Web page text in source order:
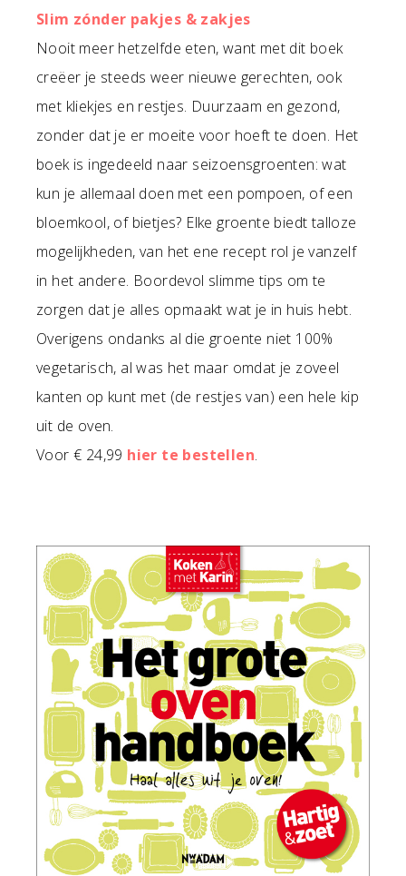
Slim zónder pakjes & zakjes
Nooit meer hetzelfde eten, want met dit boek
creëer je steeds weer nieuwe gerechten, ook
met kliekjes en restjes. Duurzaam en gezond,
zonder dat je er moeite voor hoeft te doen. Het
boek is ingedeeld naar seizoensgroenten: wat
kun je allemaal doen met een pompoen, of een
bloemkool, of bietjes? Elke groente biedt talloze
mogelijkheden, van het ene recept rol je vanzelf
in het andere. Boordevol slimme tips om te
zorgen dat je alles opmaakt wat je in huis hebt.
Overigens ondanks al die groente niet 100%
vegetarisch, al was het maar omdat je zoveel
kanten op kunt met (de restjes van) een hele kip
uit de oven.
Voor € 24,99 hier te bestellen.